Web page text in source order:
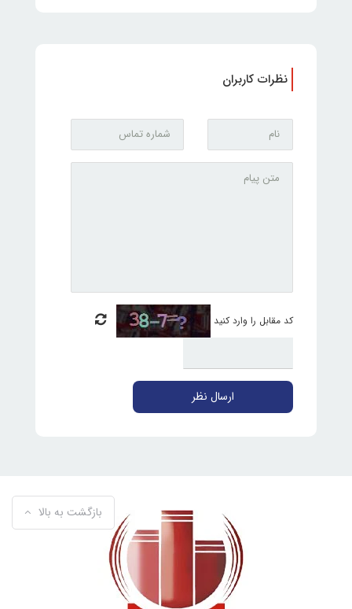
نظرات کاربران
کد مقابل را وارد کنید
ارسال نظر
بازگشت به بالا